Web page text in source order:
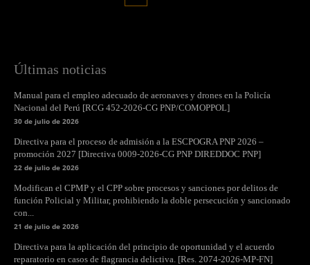
Últimas noticias
Manual para el empleo adecuado de aeronaves y drones en la Policía
Nacional del Perú [RCG 452-2026-CG PNP/COMOPPOL]
30 de julio de 2026
Directiva para el proceso de admisión a la ESCPOGRA PNP 2026 –
promoción 2027 [Directiva 0009-2026-CG PNP DIREDDOC PNP]
22 de julio de 2026
Modifican el CPMP y el CPP sobre procesos y sanciones por delitos de
función Policial y Militar, prohibiendo la doble persecución y sancionado
con...
21 de julio de 2026
Directiva para la aplicación del principio de oportunidad y el acuerdo
reparatorio en casos de flagrancia delictiva. [Res. 2074-2026-MP-FN]